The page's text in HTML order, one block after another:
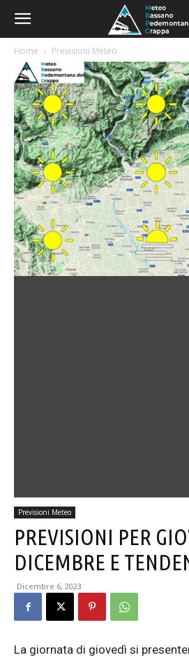
Home Previsioni Meteo
Previsioni Meteo
PREVISIONI PER
DICEMBRE E
Dicembre 6, 2023
La giornata di giovedì si